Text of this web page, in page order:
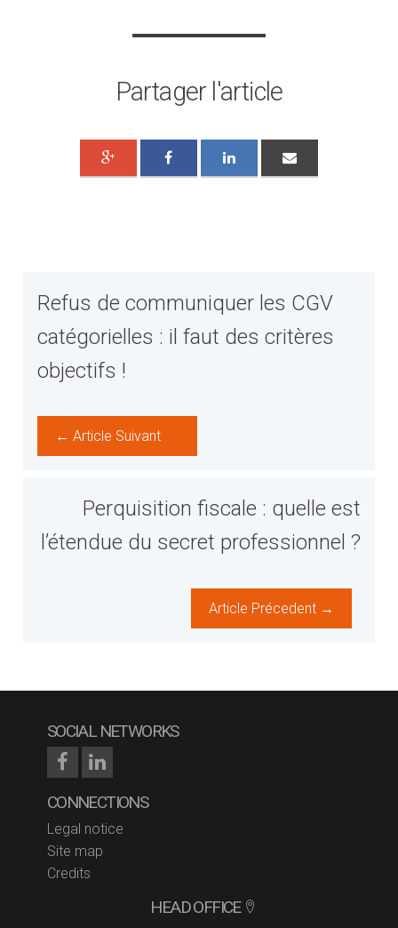
Partager l'article
Refus de communiquer les CGV
catégorielles : il faut des critères
objectifs !
← Article Suivant
Perquisition fiscale : quelle est
l’étendue du secret professionnel ?
Article Précedent →
SOCIAL NETWORKS
CONNECTIONS
Legal notice
Site map
Credits
HEAD OFFICE